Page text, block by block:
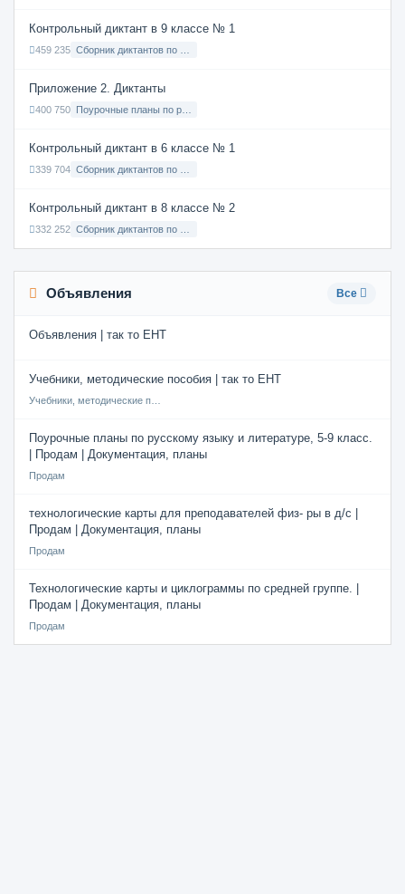
Контрольный диктант в 9 классе № 1
459 235
Приложение 2. Диктанты
400 750
Контрольный диктант в 6 классе № 1
339 704
Контрольный диктант в 8 классе № 2
332 252
Объявления Все
Объявления | так то ЕНТ
Учебники, методические пособия | так то ЕНТ
Поурочные планы по русскому языку и литературе, 5-9 класс.
| Продам | Документация, планы
Продам
технологические карты для преподавателей физ- ры в д/с |
Продам | Документация, планы
Продам
Технологические карты и циклограммы по средней группе. |
Продам | Документация, планы
Продам